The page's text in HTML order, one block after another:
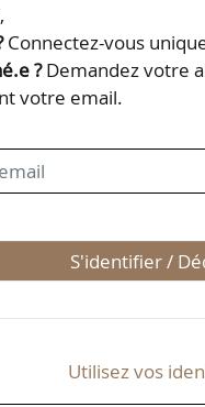
l’affaire des
Connectez-vous
?Demandez votre
votre email.
S'identifier /
Utilisez vos